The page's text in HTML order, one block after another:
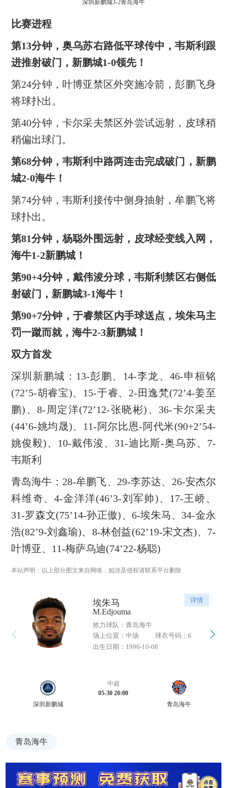
深圳新鹏城3-2青岛海牛
比赛进程
第13分钟，奥乌苏右路低平球传中，韦斯利跟
进推射破门，新鹏城1-0领先！
第24分钟，叶博亚禁区外突施冷箭，彭鹏飞身
将球扑出。
第40分钟，卡尔采夫禁区外尝试远射，皮球稍
稍偏出球门。
第68分钟，韦斯利中路两连击完成破门，新鹏
城2-0海牛！
第74分钟，韦斯利接传中侧身抽射，牟鹏飞将
球扑出。
第81分钟，杨聪外围远射，皮球经变线入网，
海牛1-2新鹏城！
第90+4分钟，戴伟浚分球，韦斯利禁区右侧低
射破门，新鹏城3-1海牛！
第90+7分钟，于睿禁区内手球送点，埃朱马主
罚一蹴而就，海牛2-3新鹏城！
双方首发
深圳新鹏城：13-彭鹏、14-李龙、46-申桓铭
(72’5-胡睿宝)、15-于睿、2-田逸梵(72’4-姜至
鹏)、8-周定洋(72’12-张晓彬)、36-卡尔采夫
(44’6-姚均晟)、11-阿尔比恩-阿代米(90+2’54-
姚俊毅)、10-戴伟浚、31-迪比斯-奥乌苏、7-
韦斯利
青岛海牛：28-牟鹏飞、29-李苏达、26-安杰尔
科维奇、4-金洋洋(46’3-刘军帅)、17-王峤、
31-罗森文(75’14-孙正傲)、6-埃朱马、34-金永
浩(82’9-刘鑫瑜)、8-林创益(62’19-宋文杰)、7-
叶博亚、11-梅萨乌迪(74’22-杨聪)
本站声明：以上部分图文来自网络，如涉及侵权请联系平台删除
详情
埃朱马
M.Edjouma
效力球队：青岛海牛
场上位置：中场
球衣号码：6
出生日期：1996-10-08
深圳新鹏城
中超
05-30 20:00
青岛海牛
青岛海牛